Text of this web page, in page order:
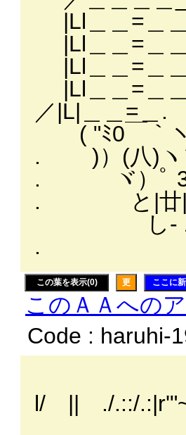
|Ll＿＿=＿
|Ll＿＿
|Ll＿＿=
|Ll＿＿=
／|L|＿＿=
( "ﾐ0￣｀
. )）(八)ヽ
. ヾ）ﾟ 3
. と|廿
し-Ｊ .
. ￣
この葉を表示(0) 更 ここに
このＡＡへの
Code : haruhi-
l/ || ./.::/